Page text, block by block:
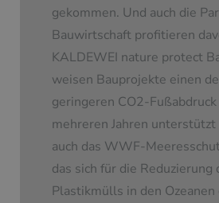
gekommen. Und auch die
Bauwirtschaft profitieren
KALDEWEI nature protect
weisen Bauprojekte einen
geringeren CO2-
mehreren Jahren unterstützt
auch das WWF-
das sich für die Reduzierung
Plastikmülls in den